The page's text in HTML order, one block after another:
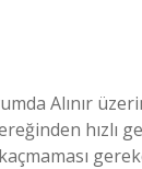
Alınır
hızlı